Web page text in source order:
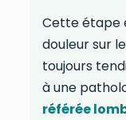
Cette étape
douleur sur
toujours
à une
référée